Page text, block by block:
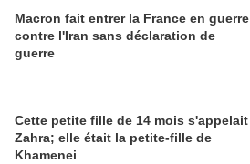
Macron fait entrer la France en guerre
contre l'Iran sans déclaration de
guerre
Cette petite fille de 14 mois s'appelait
Zahra; elle était la petite-fille de
Khamenei